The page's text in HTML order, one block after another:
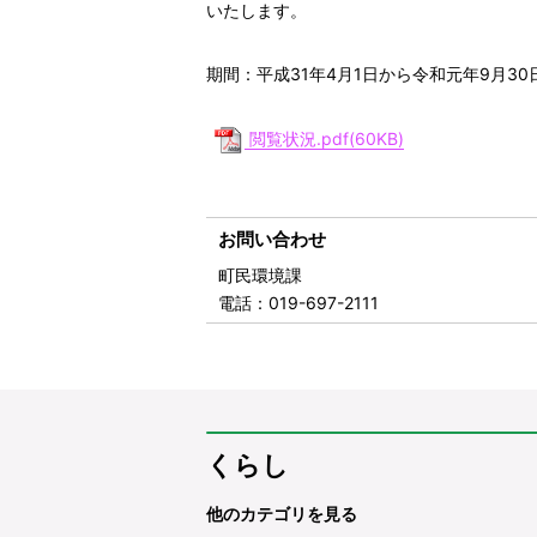
いたします。
期間：平成31年4月1日から令和元年9月30
閲覧状況.pdf(60KB)
お問い合わせ
町民環境課
電話 ：019-697-2111
くらし
他のカテゴリを見る